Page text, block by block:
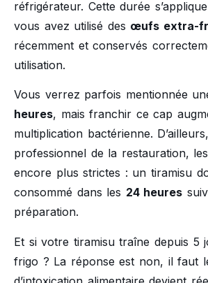
réfrigérateur. Cette durée
vous avez utilisé des œufs extra-
récemment et conservés
utilisation.
Vous verrez parfois mentionnée
heures, mais franchir ce cap
multiplication bactérienne.
professionnel de la restauration,
encore plus strictes : un tiramisu
consommé dans les 24 heures
préparation.
Et si votre tiramisu traîne depuis 5
frigo ? La réponse est non, il faut